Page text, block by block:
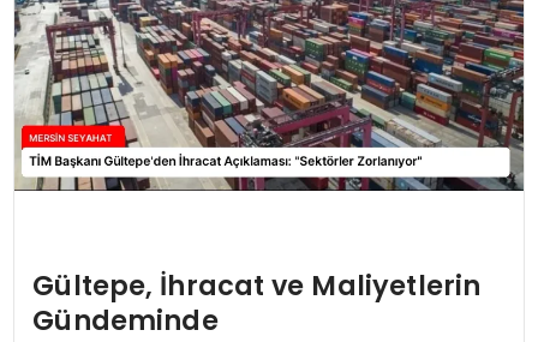
Gültepe, İhracat ve Maliyetlerin
Gündeminde